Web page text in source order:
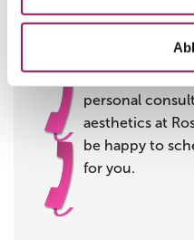
Are you
personal
aesthetics at
be happy to
for you.